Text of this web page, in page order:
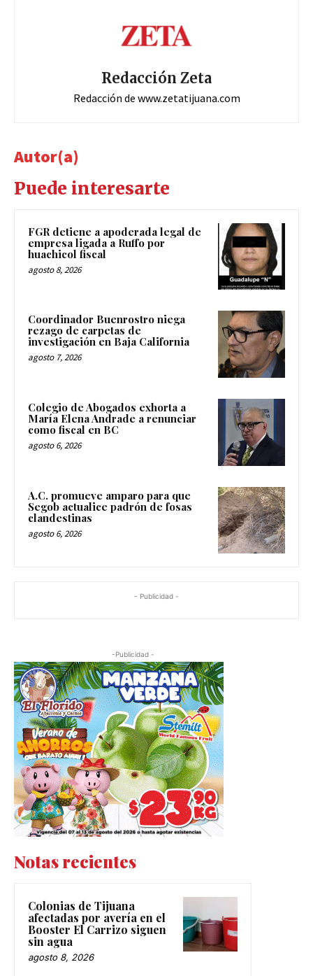
Redacción Zeta
Redacción de www.zetatijuana.com
Autor(a)
Puede interesarte
FGR detiene a apoderada legal de
empresa ligada a Ruffo por
huachicol fiscal
agosto 8, 2026
Coordinador Buenrostro niega
rezago de carpetas de
investigación en Baja California
agosto 7, 2026
Colegio de Abogados exhorta a
María Elena Andrade a renunciar
como fiscal en BC
agosto 6, 2026
A.C. promueve amparo para que
Segob actualice padrón de fosas
clandestinas
agosto 6, 2026
- Publicidad -
-Publicidad -
Notas recientes
Colonias de Tijuana
afectadas por avería en el
Booster El Carrizo siguen
sin agua
agosto 8, 2026